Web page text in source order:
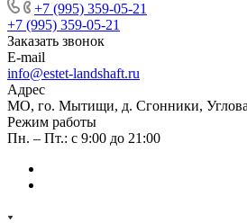
+7 (995) 359-05-21
+7 (995) 359-05-21
Заказать звонок
E-mail
info@estet-landshaft.ru
Адрес
МО, го. Мытищи, д. Сгонники,
Режим работы
Пн. – Пт.: с 9:00 до 21:00